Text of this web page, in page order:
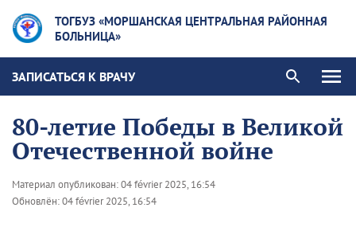
ТОГБУЗ «МОРШАНСКАЯ ЦЕНТРАЛЬНАЯ РАЙОННАЯ
БОЛЬНИЦА»
ЗАПИСАТЬСЯ К ВРАЧУ
80-летие Победы в Великой
Отечественной войне
Материал опубликован:04 février 2025, 16:54
Обновлён:04 février 2025, 16:54